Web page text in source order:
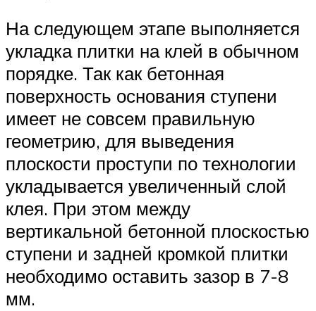
На следующем этапе выполняется
укладка плитки на клей в обычном
порядке. Так как бетонная
поверхность основания ступени
имеет не совсем правильную
геометрию, для выведения
плоскости проступи по технологии
укладывается увеличенный слой
клея. При этом между
вертикальной бетонной плоскостью
ступени и задней кромкой плитки
необходимо оставить зазор в 7-8
мм.